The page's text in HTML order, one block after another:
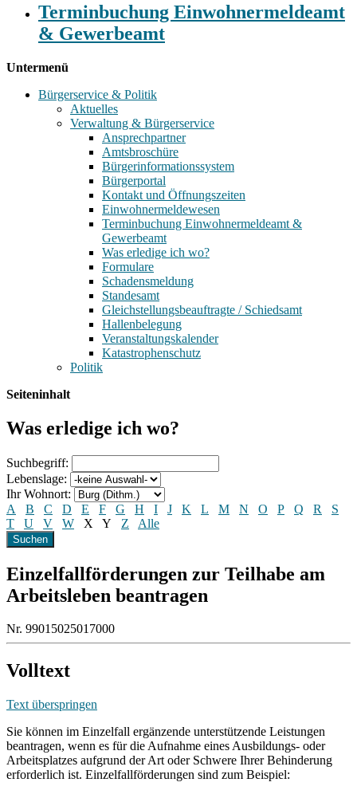
Terminbuchung Einwohnermeldeamt
& Gewerbeamt
Untermenü
Bürgerservice & Politik
Aktuelles
Verwaltung & Bürgerservice
Ansprechpartner
Amtsbroschüre
Bürgerinformationssystem
Bürgerportal
Kontakt und Öffnungszeiten
Einwohnermeldewesen
Terminbuchung Einwohnermeldeamt &
Gewerbeamt
Was erledige ich wo?
Formulare
Schadensmeldung
Standesamt
Gleichstellungsbeauftragte / Schiedsamt
Hallenbelegung
Veranstaltungskalender
Katastrophenschutz
Politik
Seiteninhalt
Was erledige ich wo?
Suchbegriff:
Lebenslage:
Ihr Wohnort:
A
B C D E F G H I J K L M N O P Q R
S
T
U V W X Y Z Alle
Einzelfallförderungen zur Teilhabe am
Arbeitsleben beantragen
Nr. 99015025017000
Volltext
Text überspringen
Sie können im Einzelfall ergänzende unterstützende Leistungen
beantragen, wenn es für die Aufnahme eines Ausbildungs- oder
Arbeitsplatzes aufgrund der Art oder Schwere Ihrer Behinderung
erforderlich ist. Einzelfallförderungen sind zum Beispiel: